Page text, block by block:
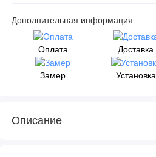
Дополнительная информация
Оплата Доставка
Замер Установка
Описание